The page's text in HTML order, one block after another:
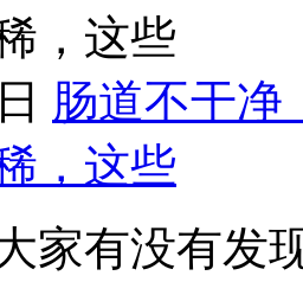
，这些
肠道不干净
，这些
家有没有发